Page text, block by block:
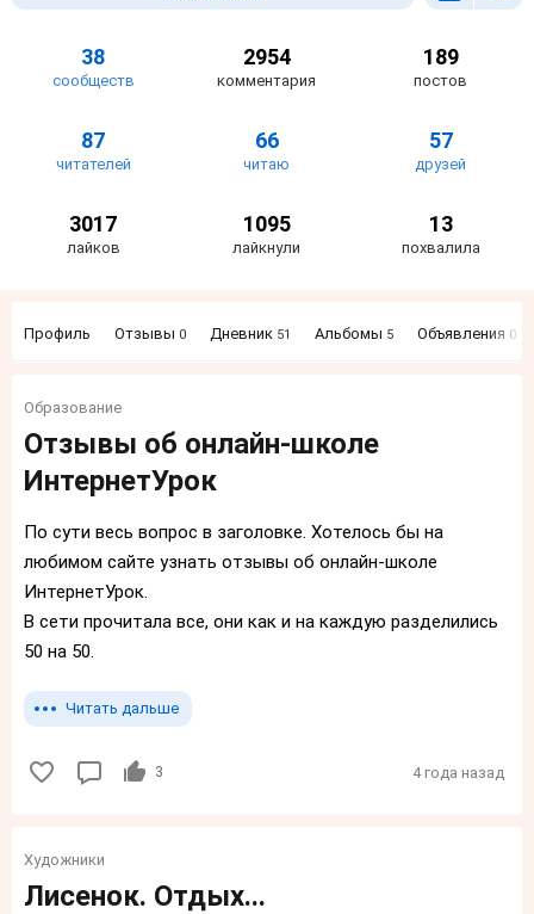
38
сообществ
2954
комментария
189
постов
87
читателей
66
читаю
57
друзей
3017
лайков
1095
лайкнули
13
похвалила
Профиль Отзывы 0 Дневник 51 Альбомы 5 Объявления 0
Образование
Отзывы об онлайн-школе
ИнтернетУрок
По сути весь вопрос в заголовке. Хотелось бы на
любимом сайте узнать отзывы об онлайн-школе
ИнтернетУрок.
В сети прочитала все, они как и на каждую разделились
50 на 50.
Читать дальше
3 4 года назад
Художники
Лисенок. Отдых...